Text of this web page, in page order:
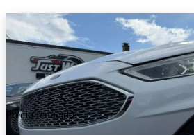
Precio reducido